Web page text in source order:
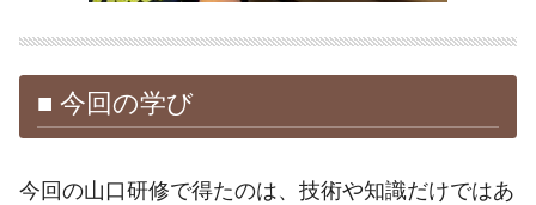
■ 今回の学び
今回の山口研修で得たのは、技術や知識だけではあ